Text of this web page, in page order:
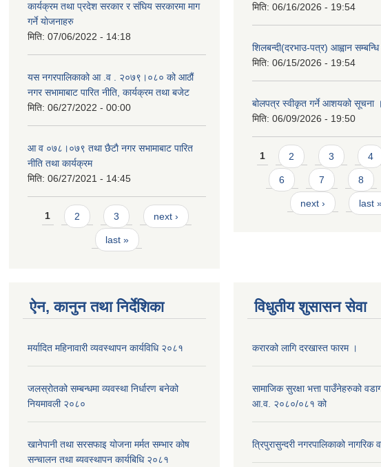
कार्यक्रम तथा प्रदेश सरकार र संघिय सरकारमा माग
गर्ने याेजनाहरु
मिति: 07/06/2022 - 14:18
यस नगरपालिकाको आ‍ .व . २०७९।०८० को आठौं
नगर सभामाबाट पारित नीति, कार्यक्रम तथा बजेट
मिति: 06/27/2022 - 00:00
आ‍ व ०७८।०७९ तथा छैटाै नगर सभामाबाट पारित
नीति तथा कार्यक्रम
मिति: 06/27/2021 - 14:45
Pages
1 2 3 next ›
last »
मिति: 06/16/2026 - 19:54
शिलबन्दी(दरभाउ-पत्र) आह्वान
मिति: 06/15/2026 - 19:54
बोलपत्र स्वीकृत गर्ने आशयको सूचना ।
मिति: 06/09/2026 - 19:50
Pages
1 2 3 4
6 7 8
next › last
ऐन, कानुन तथा निर्देशिका
मर्यादित महिनावारी व्यवस्थापन कार्यविधि २०८१
जलस्रोतको सम्बन्धमा व्यवस्था निर्धारण बनेको
नियमावली २०८०
खानेपानी तथा सरसफाइ योजना मर्मत सम्भार कोष
सन्चालन तथा ब्यवस्थापन कार्यबिधि २०८१
विधुतीय शुसासन सेवा
करारको लागि दरखास्त फारम ।
सामाजिक सुरक्षा भत्ता पाउँनेहरुको
आ.व. २०८०/०८१ को
त्रिपुरासुन्दरी नगरपालिकाको नागरिक